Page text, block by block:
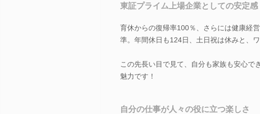
東証プライム上場企業としての安定感
育休からの復帰率100％、さらには健康経
準。年間休日も124日、土日祝は休みと、
この先長い目で見て、自分も家族も安心で
魅力です！
自分の仕事が人々の役に立つ楽しさ